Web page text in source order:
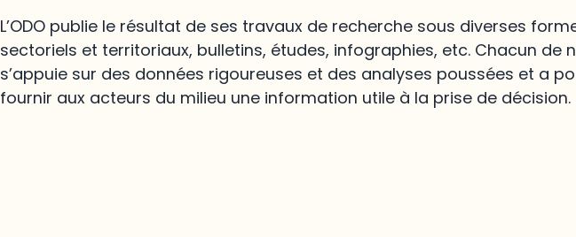
L’ODO publie le résultat de ses travaux de recherche sous diverses
sectoriels et territoriaux, bulletins, études, infographies, etc. Chacun de
s’appuie sur des données rigoureuses et des analyses poussées et a
fournir aux acteurs du milieu une information utile à la prise de décision.